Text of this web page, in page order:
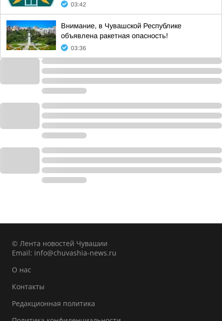
03:42
Внимание, в Чувашской Республике
объявлена ракетная опасность!
03:36
© Лента новостей Чувашии
Email: info@chuvashia-news.ru
О нас
Контакты
Редакционная политика